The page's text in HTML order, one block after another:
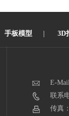
手板模型 3D
E-
联系
传真